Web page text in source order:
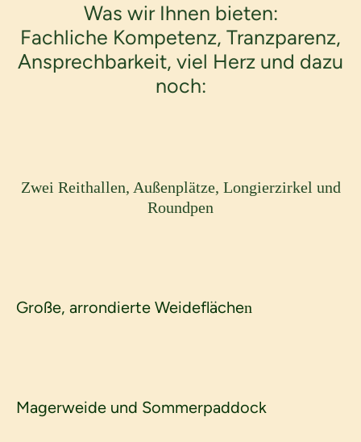
Was wir Ihnen bieten:
Fachliche Kompetenz, Tranzparenz,
Ansprechbarkeit, viel Herz und dazu
noch:
Zwei Reithallen, Außenplätze, Longierzirkel und
Roundpen
Große, arrondierte Weideflächen
Magerweide und Sommerpaddock